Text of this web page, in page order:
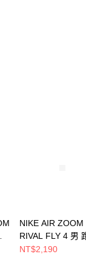
NIKE AIR ZOOM
RIVAL FLY 4 男
鞋 IM8071999
NT$2,190